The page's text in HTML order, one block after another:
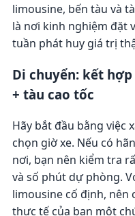
limousine, bến tàu và
là nơi kinh nghiệm đặt
tuần phát huy giá trị
Di chuyển: kết
+ tàu cao tốc
Hãy bắt đầu bằng việc
chọn giờ xe. Nếu có
nơi, bạn nên kiểm tra
và số phút dự phòng.
limousine cố định, nên
thực tế của bạn một